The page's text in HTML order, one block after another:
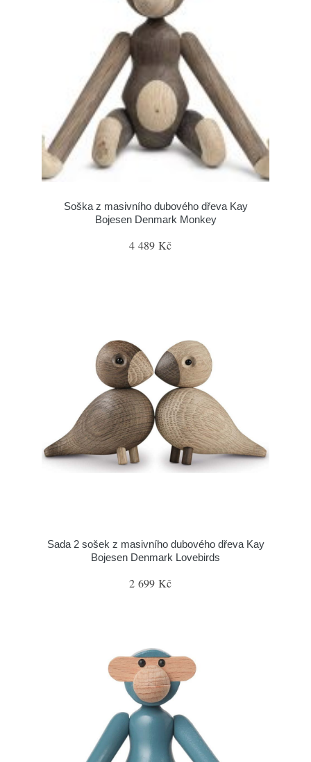
Soška z masivního dubového dřeva Kay
Bojesen Denmark Monkey
4 489 Kč
Sada 2 sošek z masivního dubového dřeva Kay
Bojesen Denmark Lovebirds
2 699 Kč